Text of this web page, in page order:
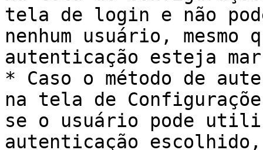
tela de login e não
nenhum usuário, mesmo
autenticação esteja
* Caso o método de
na tela de
se o usuário pode
autenticação